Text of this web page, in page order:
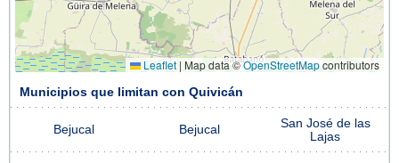
Leaflet | Map data ©OpenStreetMapcontributors
Municipios que limitan con Quivicán
Bejucal Bejucal
San José de las
Lajas